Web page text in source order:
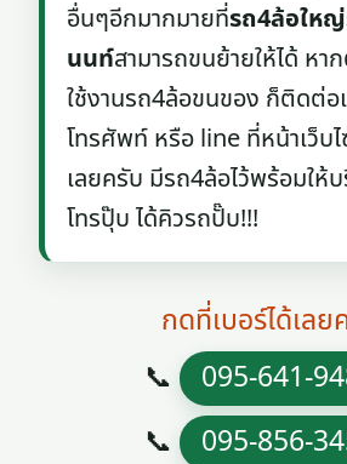
อื่นๆอีกมากมายที่รถ4ล้อให
นนท์สามารถขนย้ายให้ได้ หา
ใช้งานรถ4ล้อขนของ ก็ติดต่อ
โทรศัพท์ หรือ line ที่หน้าเว็บไ
เลยครับ มีรถ4ล้อไว้พร้อมให้
โทรปุ๊บ ได้คิวรถปั๊บ!!!
กดที่เบอร์ได้เลย
📞 095-641-
📞 095-856-